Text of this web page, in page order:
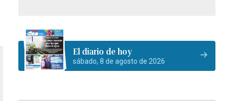
El diario de hoy
sábado, 8 de agosto de 2026